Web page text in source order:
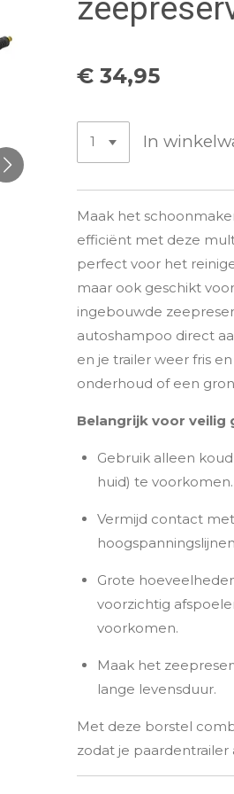
€ 34,95
In
Maak het
efficiënt met deze
perfect voor het
maar ook geschikt
ingebouwde
autoshampoo direct
en je trailer weer fris
onderhoud of een
Belangrijk voor veilig
Gebruik alleen
huid) te voorkomen.
Vermijd contact
Grote
voorzichtig
voorkomen.
Maak het
lange levensduur.
Met deze borstel
zodat je